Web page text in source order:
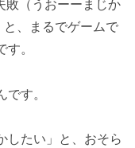
（うおーーまじか
、まるでゲームで
。
す。
したい」と、おそら